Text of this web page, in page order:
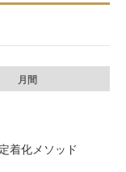
月間
着化メソッド